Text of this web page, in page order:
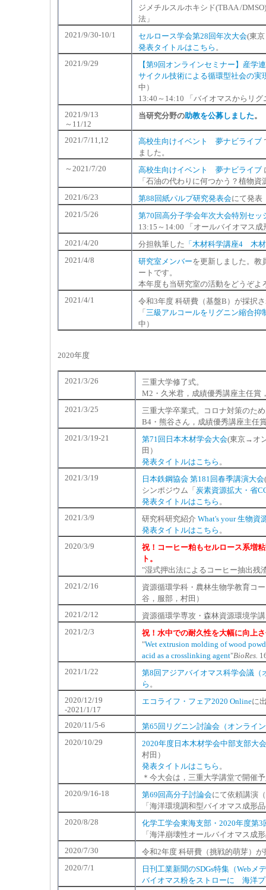
ジメチルスルホキシド(TBAA /
法」
2021/9/30-10/1
セルロース学会第28回年次大会(東
発表タイトルはこちら 。
2021/9/29
【第9回オンラインセミナー】産学
サイクル技術による循環型社会の実
中）
13:40～14:10 「バイオマスからリ
2021/9/13
～11/12
当研究分野の助教を公募しました。
2021/7/11,12 高校生向けイベント 夢ナビライブ
ました。
～2021/7/20
高校生向けイベント 夢ナビライブ
「石油の代わりに何つかう？植物
2021/6/23
第88回紙パルプ研究発表会にて発表
2021/5/26
第70回高分子学会年次大会特別セッ
13:15～14:00 「オールバイオマス
2021/4/20
分担執筆した 「木材科学講座4 木
2021/4/8
研究室メンバーを更新しました。教
ートです。
本年度も当研究室の活動をどうぞよ
2021/4/1
令和3年度 科研費（基盤B）が採択
「 三級アルコールをリグニン縮合抑
中）
2020年度
2021/3/26
三重大学修了式。
M2・久米君，成績優秀講座主任賞
2021/3/25
三重大学卒業式。コロナ対策のた
B4・熊谷さん，成績優秀講座主任
2021/3/19-21
第71回日本木材学会大会(東京→オ
田）
発表タイトルはこちら 。
2021/3/19
日本鉄鋼協会 第181回春季講演大会
シンポジウム「 炭素資源拡大・省
発表タイトルはこちら 。
2021/3/9
研究科研究紹介 What's your 生物資
発表タイトルはこちら 。
2020/3/9
祝！コーヒー粕もセルロース系増
ト。
"湿式押出法によるコーヒー抽出残
2021/2/16
資源循環学科・農林生物学教育コ
谷，服部，村田）
2021/2/12
資源循環学専攻・森林資源環境学
2021/2/3
祝！水中での耐久性を大幅に向上
"Wet extrusion molding of wood
acid as a crosslinking agent"BioRes.
2021/1/22
第8回アジアバイオマス科学会議（
ら 。
2020/12/19
-2021/1/17
エコライフ・フェア2020 Onlineに
2020/11/5-6
第65回リグニン討論会（オンライ
2020/10/29
2020年度日本木材学会中部支部大
村田）
発表タイトルはこちら 。
＊今大会は，三重大学講堂で開催
2020/9/16-18
第69回高分子討論会にて依頼講演
「海洋環境調和型バイオマス成形
2020/8/28
化学工学会東海支部・2020年度第
「海洋崩壊性オールバイオマス成
2020/7/30
令和2年度 科研費（挑戦的萌芽）
2020/7/1
日刊工業新聞のSDGs特集（Webメ
バイオマス粉をストローに 海洋